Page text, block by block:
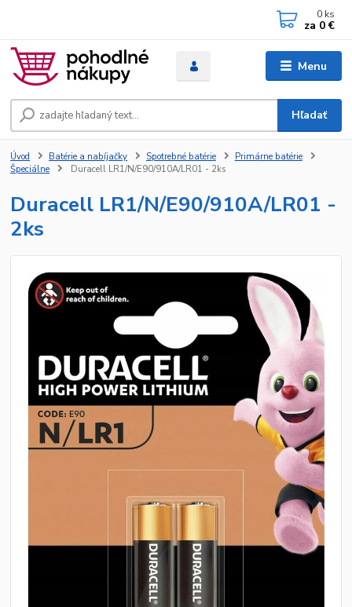
Menu
Hľadať
0 ks
za 0 €
Úvod Batérie a nabíjačky Spotrebné batérie
Primárne batérie
Špeciálne
Duracell LR1/N/E90/910A/LR01 - 2ks
Duracell LR1/N/E90/910A/LR01 -
2ks